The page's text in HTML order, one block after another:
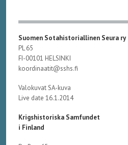
Suomen Sotahistoriallinen Seura ry
PL 65
FI-00101 HELSINKI
koordinaatit@sshs.fi
Valokuvat SA-kuva
Live date 16.1.2014
Krigshistoriska Samfundet
i Finland